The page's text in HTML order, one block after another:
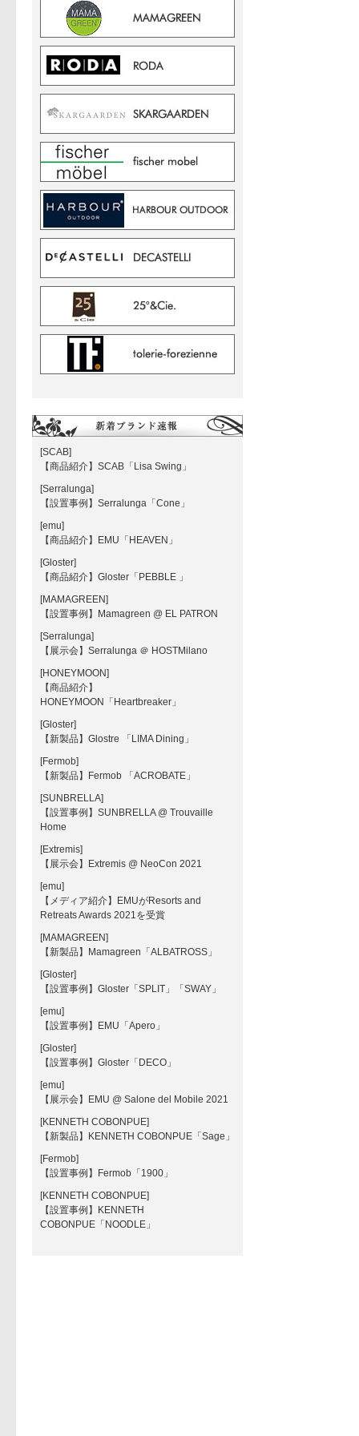
[SCAB]
【商品紹介】SCAB「Lisa Swing」
[Serralunga]
【設置事例】Serralunga「Cone」
[emu]
【商品紹介】EMU「HEAVEN」
[Gloster]
【商品紹介】Gloster「PEBBLE 」
[MAMAGREEN]
【設置事例】Mamagreen @ EL PATRON
[Serralunga]
【展示会】Serralunga ＠ HOSTMilano
[HONEYMOON]
【商品紹介】
HONEYMOON「Heartbreaker」
[Gloster]
【新製品】Glostre 「LIMA Dining」
[Fermob]
【新製品】Fermob 「ACROBATE」
[SUNBRELLA]
【設置事例】SUNBRELLA @ Trouvaille
Home
[Extremis]
【展示会】Extremis @ NeoCon 2021
[emu]
【メディア紹介】EMUがResorts and
Retreats Awards 2021を受賞
[MAMAGREEN]
【新製品】Mamagreen「ALBATROSS」
[Gloster]
【設置事例】Gloster「SPLIT」「SWAY」
[emu]
【設置事例】EMU「Apero」
[Gloster]
【設置事例】Gloster「DECO」
[emu]
【展示会】EMU @ Salone del Mobile 2021
[KENNETH COBONPUE]
【新製品】KENNETH COBONPUE「Sage」
[Fermob]
【設置事例】Fermob「1900」
[KENNETH COBONPUE]
【設置事例】KENNETH
COBONPUE「NOODLE」